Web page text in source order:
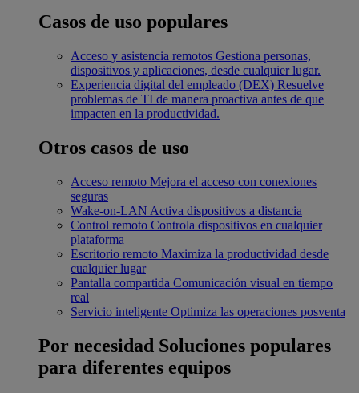
Casos de uso populares
Acceso y asistencia remotos Gestiona personas,
dispositivos y aplicaciones, desde cualquier lugar.
Experiencia digital del empleado (DEX) Resuelve
problemas de TI de manera proactiva antes de que
impacten en la productividad.
Otros casos de uso
Acceso remoto Mejora el acceso con conexiones
seguras
Wake-on-LAN Activa dispositivos a distancia
Control remoto Controla dispositivos en cualquier
plataforma
Escritorio remoto Maximiza la productividad desde
cualquier lugar
Pantalla compartida Comunicación visual en tiempo
real
Servicio inteligente Optimiza las operaciones posventa
Por necesidad Soluciones populares
para diferentes equipos